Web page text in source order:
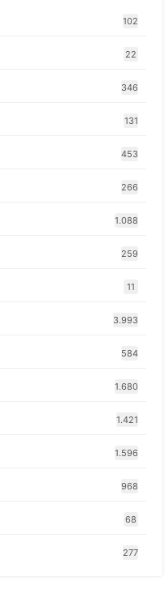
102
22
346
131
453
266
1.088
259
11
3.993
584
1.680
1.421
1.596
968
68
277